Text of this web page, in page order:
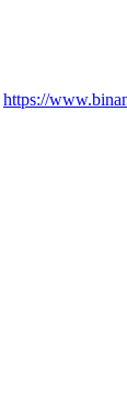
https://